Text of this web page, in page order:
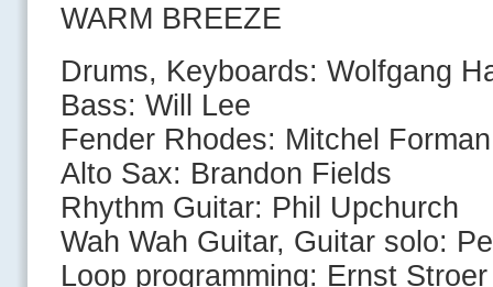
WARM BREEZE
Drums, Keyboards: Wolfgang
Bass: Will Lee
Fender Rhodes: Mitchel Forman
Alto Sax: Brandon Fields
Rhythm Guitar: Phil Upchurch
Wah Wah Guitar, Guitar solo:
Loop programming: Ernst Stroer